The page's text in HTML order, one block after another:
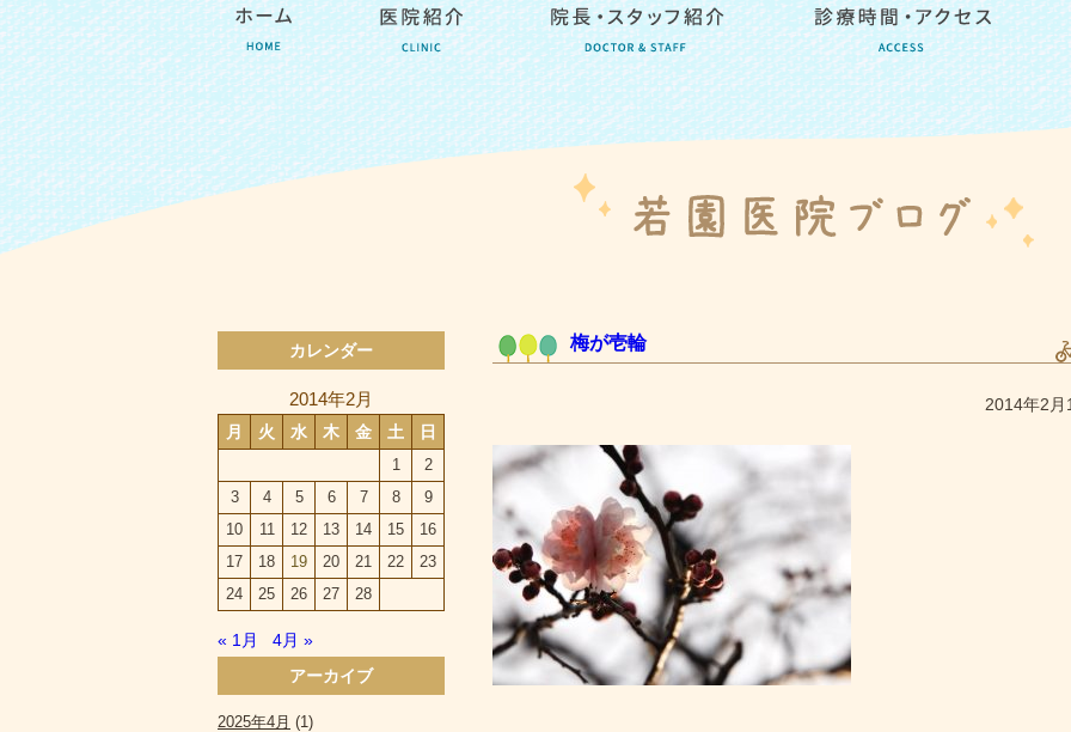
梅が壱輪
2014年2月
カレンダー
2014年2月
月 火 水 木 金 土 日
1
2
3
4 5 6 7 8
9
10
11 12 13 14 15
16
17
18 19 20 21 22
23
24
25 26 27 28
« 1月
4月 »
アーカイブ
2025年4月 (1)